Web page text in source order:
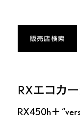
販売店検索
RXエコカ
RX450h＋